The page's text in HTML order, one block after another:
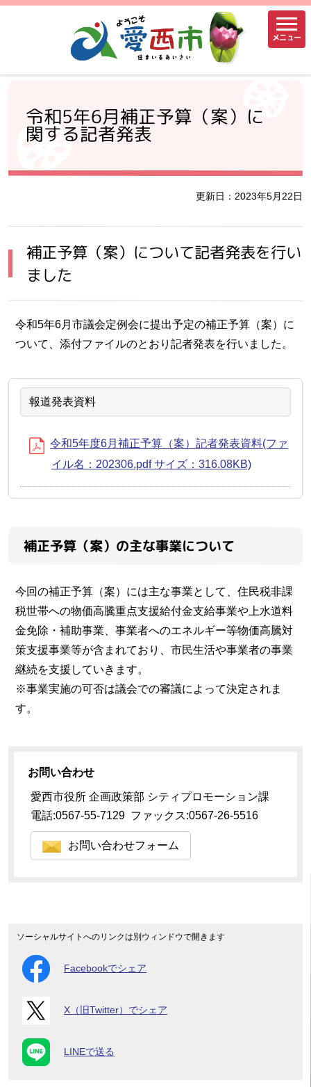
メニュー
令和5年6月補正予算（案）に
関する記者発表
更新日：2023年5月22日
補正予算（案）について記者発表を行い
ました
令和5年6月市議会定例会に提出予定の補正予算（案）に
ついて、添付ファイルのとおり記者発表を行いました。
報道発表資料
令和5年度6月補正予算（案）記者発表資料(ファ
イル名：202306.pdf サイズ：316.08KB)
補正予算（案）の主な事業について
今回の補正予算（案）には主な事業として、住民税非課
税世帯への物価高騰重点支援給付金支給事業や上水道料
金免除・補助事業、事業者へのエネルギー等物価高騰対
策支援事業等が含まれており、市民生活や事業者の事業
継続を支援していきます。
※事業実施の可否は議会での審議によって決定されま
す。
お問い合わせ
愛西市役所 企画政策部 シティプロモーション課
電話:0567-55-7129 ファックス:0567-26-5516
お問い合わせフォーム
ソーシャルサイトへのリンクは別ウィンドウで開きます
Facebookでシェア
X（旧Twitter）でシェア
LINEで送る